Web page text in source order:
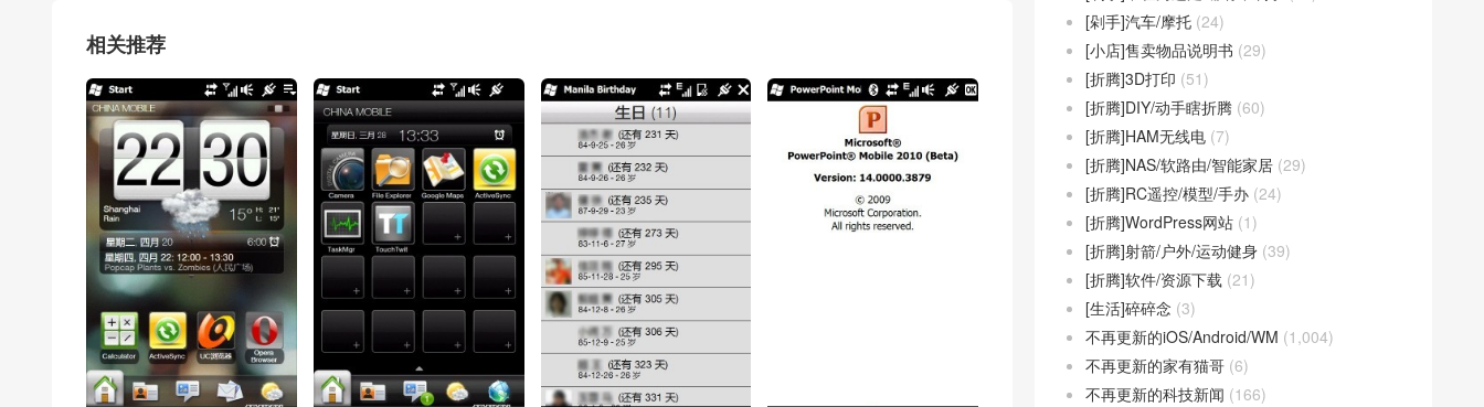
相关推荐
[剁手]汽车/摩托 (24)
[小店]售卖物品说明书 (29)
[折腾]3D打印 (51)
[折腾]DIY/动手瞎折腾 (60)
[折腾]HAM无线电 (7)
[折腾]NAS/软路由/智能家居 (29)
[折腾]RC遥控/模型/手办 (24)
[折腾]WordPress网站 (1)
[折腾]射箭/户外/运动健身 (39)
[折腾]软件/资源下载 (21)
[生活]碎碎念 (3)
不再更新的iOS/Android/WM (1,004)
不再更新的家有猫哥 (6)
不再更新的科技新闻 (166)